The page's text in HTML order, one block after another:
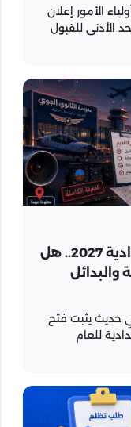
طلاب الشهادة الإعدادية 2026 وأولياء الأمور إعلان
لمعرفة الحد الأدنى للقبول
مدرسة الثانوي الجوي بعد الإعدادية 2027.. هل
والبدائل
حديث يثبت فتح
للعام